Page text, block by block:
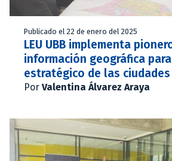
Publicado el 22 de enero del 2025
LEU UBB implementa
información geográfica
estratégico de las ciudades
Por Valentina Álvarez Araya